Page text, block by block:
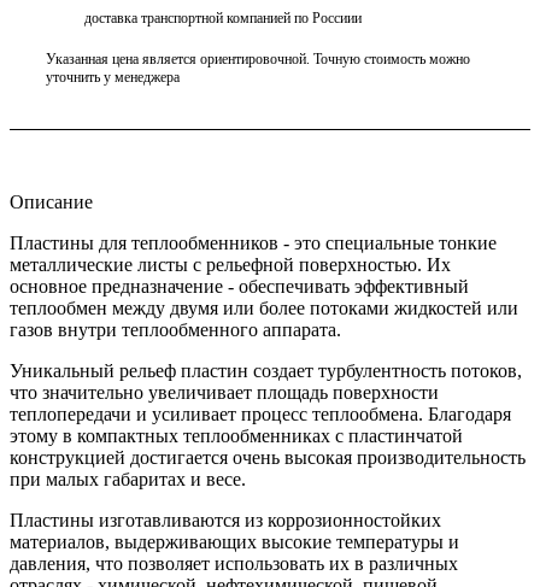
доставка транспортной компанией по Россиии
Указанная цена является ориентировочной. Точную стоимость можно
уточнить у менеджера
Описание
Пластины для теплообменников - это специальные тонкие
металлические листы с рельефной поверхностью. Их
основное предназначение - обеспечивать эффективный
теплообмен между двумя или более потоками жидкостей или
газов внутри теплообменного аппарата.
Уникальный рельеф пластин создает турбулентность потоков,
что значительно увеличивает площадь поверхности
теплопередачи и усиливает процесс теплообмена. Благодаря
этому в компактных теплообменниках с пластинчатой
конструкцией достигается очень высокая производительность
при малых габаритах и весе.
Пластины изготавливаются из коррозионностойких
материалов, выдерживающих высокие температуры и
давления, что позволяет использовать их в различных